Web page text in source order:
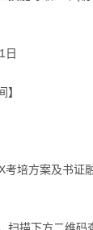
日
】
考培方案及书证